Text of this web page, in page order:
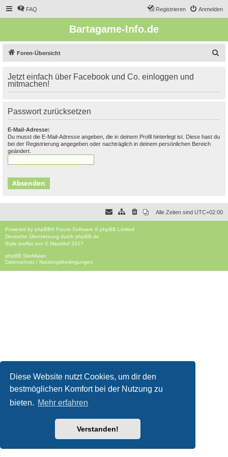
Diese Website nutzt Cookies, um dir den
bestmöglichen Komfort bei der Nutzung zu
bieten. Mehr erfahren
Verstanden!
FAQ Anmelden
Registrieren
Bartagame-Info.de
Foren-Übersicht
Jetzt einfach über Facebook und Co. einloggen und
mitmachen!
Passwort zurücksetzen
E-Mail-Adresse:
Du musst die E-Mail-Adresse angeben, die in deinem Profil hinterlegt ist. Diese hast du
bei der Registrierung angegeben oder nachträglich in deinem persönlichen Bereich
geändert.
Alle Zeiten sind UTC+02:00
Powered by phpBB® Forum Software © phpBB Limited
Deutsche Übersetzung durch phpBB.de
Style proflat von © Mazeltof 2017
phpBB SiteMaker
Datenschutz | Nutzungsbedingungen